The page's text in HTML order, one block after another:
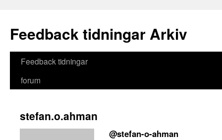
Feedback tidningar Arkiv
Hoppa
till
Feedback tidningar
forum
stefan.o.ahman
@stefan-o-ahman